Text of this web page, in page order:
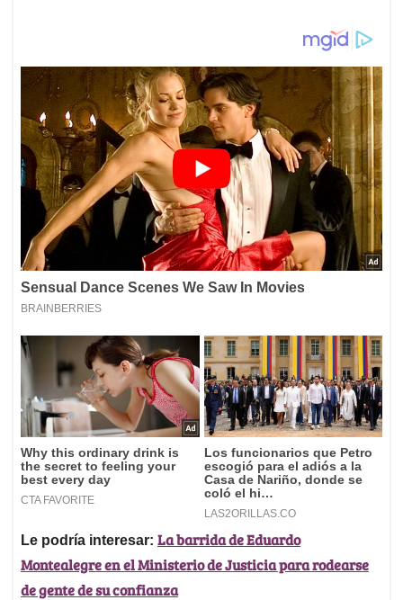
Le podría interesar: La barrida de Eduardo
Montealegre en el Ministerio de Justicia para rodearse
de gente de su confianza